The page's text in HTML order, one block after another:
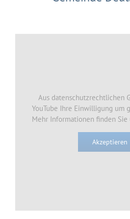
Aus datenschutzrechtlichen
YouTube Ihre Einwilligung um
Mehr Informationen finden Sie
Akzeptieren